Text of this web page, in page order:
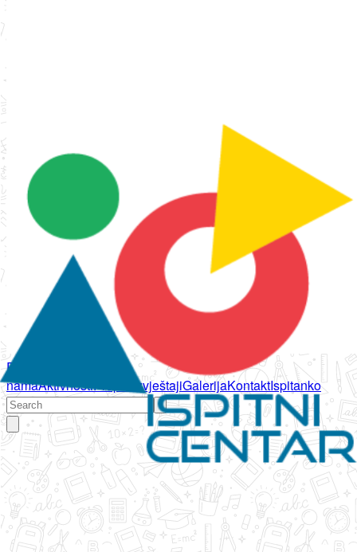
Početna
namaAktivnostiPropisi IzvještajiGalerijaKontaktIspitanko